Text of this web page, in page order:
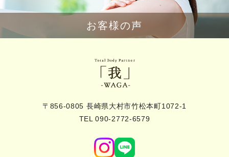
お客様の声
〒856-0805 長崎県大村市竹松本町1072-1
TEL 090-2772-6579